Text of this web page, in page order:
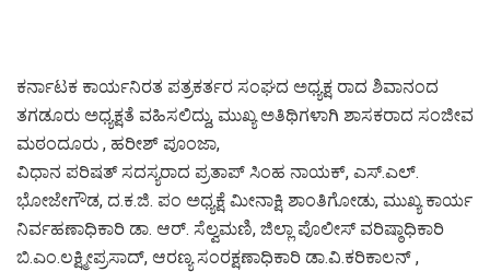
ಕರ್ನಾಟಕ ಕಾರ್ಯನಿರತ ಪತ್ರಕರ್ತರ ಸಂಘದ ಅಧ್ಯಕ್ಷ ರಾದ ಶಿವಾನಂದ
ತಗಡೂರು ಅಧ್ಯಕ್ಷತೆ ವಹಿಸಲಿದ್ದು, ಮುಖ್ಯ ಅತಿಥಿಗಳಾಗಿ ಶಾಸಕರಾದ ಸಂಜೀವ
ಮಠಂದೂರು , ಹರೀಶ್ ಪೂಂಜಾ,
ವಿಧಾನ ಪರಿಷತ್ ಸದಸ್ಯರಾದ ಪ್ರತಾಪ್ ಸಿಂಹ ನಾಯಕ್, ಎಸ್.ಎಲ್.
ಭೋಜೇಗೌಡ, ದ.ಕ.ಜಿ. ಪಂ ಅಧ್ಯಕ್ಷೆ ಮೀನಾಕ್ಷಿ ಶಾಂತಿಗೋಡು, ಮುಖ್ಯ ಕಾರ್ಯ
ನಿರ್ವಹಣಾಧಿಕಾರಿ ಡಾ. ಆರ್. ಸೆಲ್ವಮಣಿ, ಜಿಲ್ಲಾ ಪೊಲೀಸ್ ವರಿಷ್ಠಾಧಿಕಾರಿ
ಬಿ.ಎಂ.ಲಕ್ಷ್ಮೀಪ್ರಸಾದ್, ಆರಣ್ಯ ಸಂರಕ್ಷಣಾಧಿಕಾರಿ ಡಾ.ವಿ.ಕರಿಕಾಲನ್ ,